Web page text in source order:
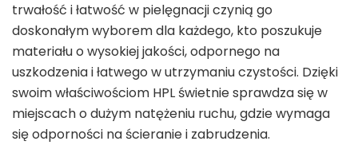
trwałość i łatwość w pielęgnacji czynią go
doskonałym wyborem dla każdego, kto poszukuje
materiału o wysokiej jakości, odpornego na
uszkodzenia i łatwego w utrzymaniu czystości. Dzięki
swoim właściwościom HPL świetnie sprawdza się w
miejscach o dużym natężeniu ruchu, gdzie wymaga
się odporności na ścieranie i zabrudzenia.